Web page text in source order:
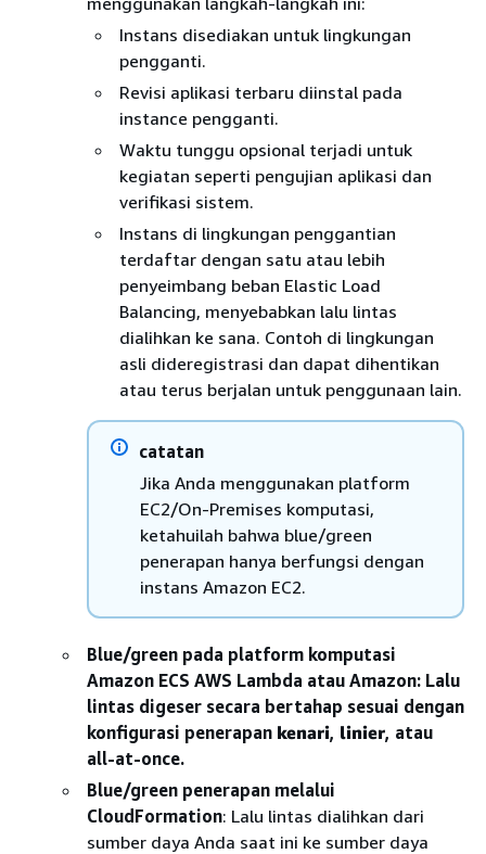
Instans disediakan untuk lingkungan
pengganti.
Revisi aplikasi terbaru diinstal pada
instance pengganti.
Waktu tunggu opsional terjadi untuk
kegiatan seperti pengujian aplikasi dan
verifikasi sistem.
Instans di lingkungan penggantian
terdaftar dengan satu atau lebih
penyeimbang beban Elastic Load
Balancing, menyebabkan lalu lintas
dialihkan ke sana. Contoh di lingkungan
asli dideregistrasi dan dapat dihentikan
atau terus berjalan untuk penggunaan lain.
catatan
Jika Anda menggunakan platform
EC2/On-Premises komputasi,
ketahuilah bahwa blue/green
penerapan hanya berfungsi dengan
instans Amazon EC2.
Blue/green pada platform komputasi
Amazon ECS AWS Lambda atau Amazon: Lalu
lintas digeser secara bertahap sesuai dengan
konfigurasi penerapan kenari, linier, atau
all-at-once.
Blue/green penerapan melalui
CloudFormation: Lalu lintas dialihkan dari
sumber daya Anda saat ini ke sumber daya